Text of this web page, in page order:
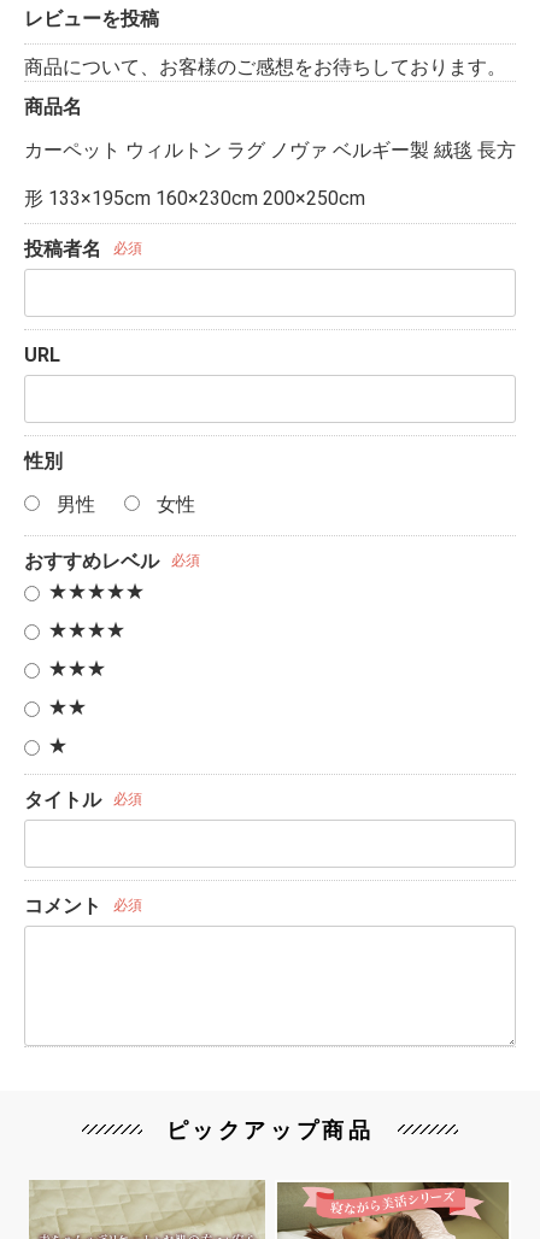
レビューを投稿
商品について、お客様のご感想をお待ちしております。
商品名
カーペット ウィルトン ラグ ノヴァ ベルギー製 絨毯 長方
形 133×195cm 160×230cm 200×250cm
投稿者名 必須
URL
性別
男性
女性
おすすめレベル 必須
★★★★★
★★★★
★★★
★★
★
タイトル 必須
コメント 必須
ピックアップ商品